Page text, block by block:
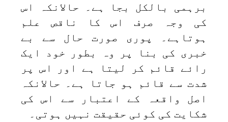
برہمی بالکل بجا ہے۔ حالانکہ اس
کی وجہ صرف اس کا ناقص علم
ہوتاہے۔ پوری صورت حال سے بے
خبری کی بنا پر وہ بطور خود ایک
رائے قائم کر لیتا ہے اور اس پر
شدت سے قائم ہو جاتا ہے۔ حالانکہ
اصل واقعہ کے اعتبار سے اس کی
شکایت کی کوئی حقیقت نہیں ہوتی۔